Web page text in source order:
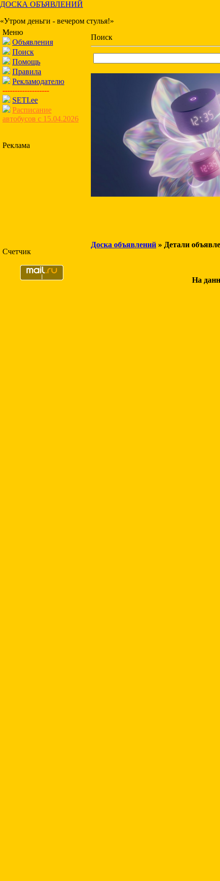
ДОСКА ОБЪЯВЛЕНИЙ
«Утром деньги - вечером стулья!»
Меню
Объявления
Поиск
Помощь
Правила
Рекламодателю
-------------------
SETI.ee
Расписание
автобусов с 15.04.2026
Реклама
Счетчик
Поиск
Доска объявлений » Детали
На